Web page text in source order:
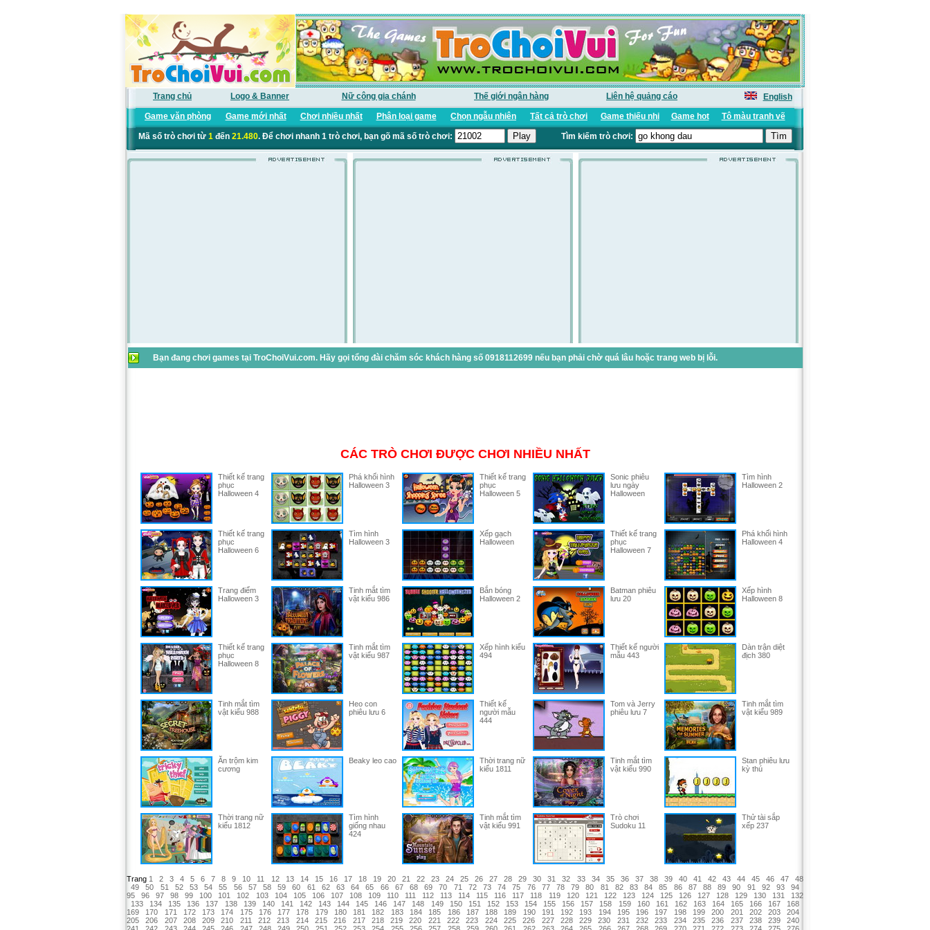
Trang chủ Logo & Banner Nữ công gia chánh Thế giới ngân hàng Liên hệ quảng cáo
English
Game văn phòng
Game mới nhất Chơi nhiều nhất Phân loại game Chọn ngẫu nhiên Tất cả trò chơi Game thiếu nhi Game hot Tô màu tranh vẽ
Mã số trò chơi từ 1đến 21.480. Để chơi nhanh 1 trò chơi, bạn gõ mã số trò chơi: Tìm kiếm trò chơi:
Bạn đang chơi games tại TroChoiVui.com. Hãy gọi tổng đài chăm sóc khách hàng số 0918112699 nếu bạn phải chờ quá lâu hoặc trang web bị lỗi.
CÁC TRÒ CHƠI ĐƯỢC CHƠI NHIỀU NHẤT
Thiết kế trang
phục
Halloween 4
Phá khối hình
Halloween 3
Thiết kế trang
phục
Halloween 5
Sonic phiêu
lưu ngày
Halloween
Tìm hình
Halloween 2
Thiết kế trang
phục
Halloween 6
Tìm hình
Halloween 3
Xếp gạch
Halloween
Thiết kế trang
phục
Halloween 7
Phá khối hình
Halloween 4
Trang điểm
Halloween 3
Tinh mắt tìm
vật kiểu 986
Bắn bóng
Halloween 2
Batman phiêu
lưu 20
Xếp hình
Halloween 8
Thiết kế trang
phục
Halloween 8
Tinh mắt tìm
vật kiểu 987
Xếp hình kiểu
494
Thiết kế người
mẫu 443
Dàn trận diệt
địch 380
Tinh mắt tìm
vật kiểu 988
Heo con
phiêu lưu 6
Thiết kế
người mẫu
444
Tom và Jerry
phiêu lưu 7
Tinh mắt tìm
vật kiểu 989
Ăn trộm kim
cương
Beaky leo cao
Thời trang nữ
kiểu 1811
Tinh mắt tìm
vật kiểu 990
Stan phiêu lưu
kỳ thú
Thời trang nữ
kiểu 1812
Tìm hình
giống nhau
424
Tinh mắt tìm
vật kiểu 991
Trò chơi
Sudoku 11
Thử tài sắp
xếp 237
Trang 1 2 3 4 5 6 7 8 9 10 11 12 13 14 15 16 17 18 19 20 21 22 23 24 25 26 27 28 29 30 31 32 33 34 35 36 37 38 39 40 41 42 43 44 45 46 47
48
49
50 51 52 53 54 55 56 57 58 59 60 61 62 63 64 65 66 67 68 69 70 71 72 73 74 75 76 77 78 79 80 81 82 83 84 85 86 87 88 89 90 91 92 93
94
95
96 97 98 99 100 101 102 103 104 105 106 107 108 109 110 111 112 113 114 115 116 117 118 119 120 121 122 123 124 125 126 127 128 129 130 131
132
133
134 135 136 137 138 139 140 141 142 143 144 145 146 147 148 149 150 151 152 153 154 155 156 157 158 159 160 161 162 163 164 165 166 167
168
169
170 171 172 173 174 175 176 177 178 179 180 181 182 183 184 185 186 187 188 189 190 191 192 193 194 195 196 197 198 199 200 201 202 203
204
205
206 207 208 209 210 211 212 213 214 215 216 217 218 219 220 221 222 223 224 225 226 227 228 229 230 231 232 233 234 235 236 237 238 239
240